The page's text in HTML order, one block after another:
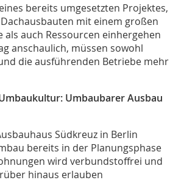
bereits umgesetzten Projektes,
mit einem großen
auch Ressourcen einhergehen
anschaulich, müssen sowohl
die ausführenden Betriebe mehr
Umbaubarer Ausbau
Südkreuz in Berlin
bereits in der Planungsphase
wird verbundstoffrei und
hinaus erlauben